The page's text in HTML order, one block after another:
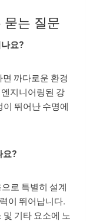
는 질문
요?
까다로운 환경
지니어링된 강
이 뛰어난 수명에
요?
로 특별히 설계
이 뛰어납니다.
기타 요소에 노